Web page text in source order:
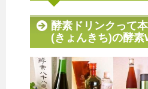
酵素ドリンクって
(きょんきち)の酵素